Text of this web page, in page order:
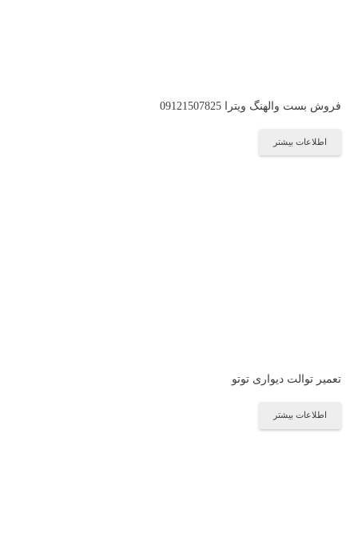
فروش بست والهنگ ویترا 09121507825
اطلاعات بیشتر
تعمیر توالت دیواری توتو
اطلاعات بیشتر